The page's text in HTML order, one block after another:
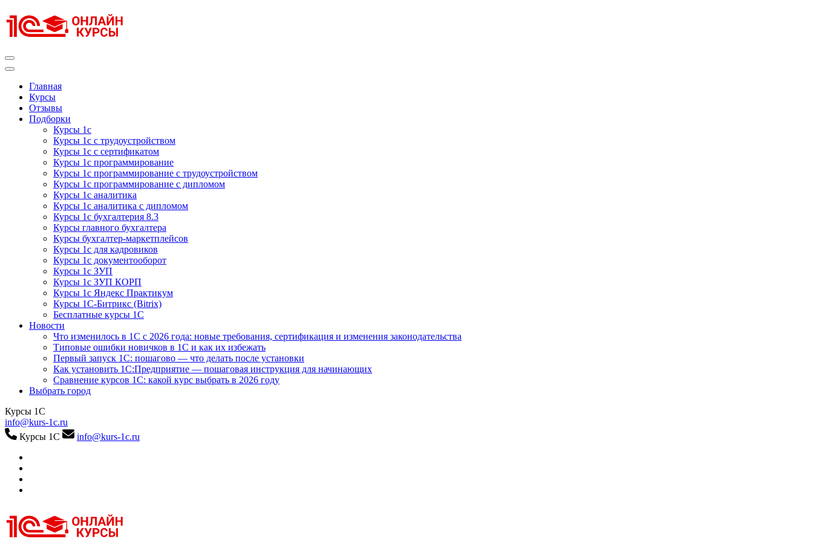
к
содержимому
Главная
Курсы
Отзывы
Подборки
Курсы 1с
Курсы 1с с трудоустройством
Курсы 1с с сертификатом
Курсы 1с программирование
Курсы 1с программирование с трудоустройством
Курсы 1с программирование с дипломом
Курсы 1с аналитика
Курсы 1с аналитика с дипломом
Курсы 1с бухгалтерия 8.3
Курсы главного бухгалтера
Курсы бухгалтер-маркетплейсов
Курсы 1с для кадровиков
Курсы 1с документооборот
Курсы 1с ЗУП
Курсы 1с ЗУП КОРП
Курсы 1с Яндекс Практикум
Курсы 1С-Битрикс (Bitrix)
Бесплатные курсы 1С
Новости
Что изменилось в 1С с 2026 года: новые требования, сертификация и изменения законодательства
Типовые ошибки новичков в 1С и как их избежать
Первый запуск 1С: пошагово — что делать после установки
Как установить 1С:Предприятие — пошаговая инструкция для начинающих
Сравнение курсов 1С: какой курс выбрать в 2026 году
Выбрать город
Курсы 1С
info@kurs-1c.ru
Курсы 1С
info@kurs-1c.ru